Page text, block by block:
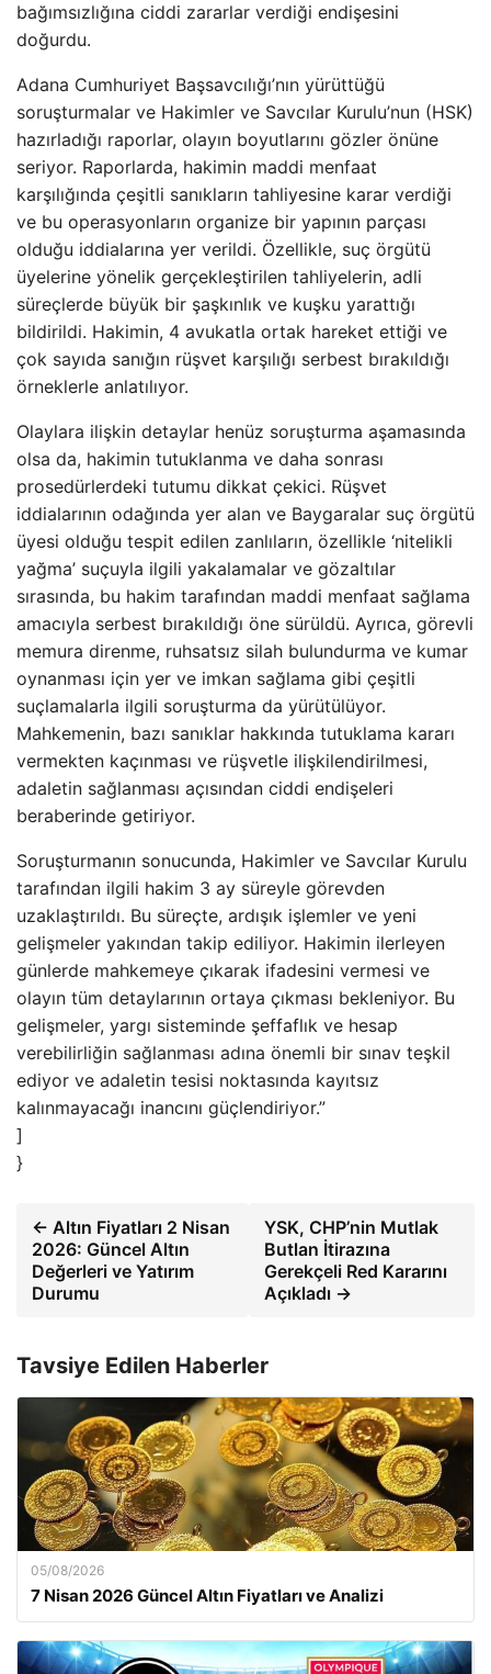
bağımsızlığına ciddi zararlar verdiği endişesini
doğurdu.
Adana Cumhuriyet Başsavcılığı’nın yürüttüğü
soruşturmalar ve Hakimler ve Savcılar Kurulu’nun (HSK)
hazırladığı raporlar, olayın boyutlarını gözler önüne
seriyor. Raporlarda, hakimin maddi menfaat
karşılığında çeşitli sanıkların tahliyesine karar verdiği
ve bu operasyonların organize bir yapının parçası
olduğu iddialarına yer verildi. Özellikle, suç örgütü
üyelerine yönelik gerçekleştirilen tahliyelerin, adli
süreçlerde büyük bir şaşkınlık ve kuşku yarattığı
bildirildi. Hakimin, 4 avukatla ortak hareket ettiği ve
çok sayıda sanığın rüşvet karşılığı serbest bırakıldığı
örneklerle anlatılıyor.
Olaylara ilişkin detaylar henüz soruşturma aşamasında
olsa da, hakimin tutuklanma ve daha sonrası
prosedürlerdeki tutumu dikkat çekici. Rüşvet
iddialarının odağında yer alan ve Baygaralar suç örgütü
üyesi olduğu tespit edilen zanlıların, özellikle ‘nitelikli
yağma’ suçuyla ilgili yakalamalar ve gözaltılar
sırasında, bu hakim tarafından maddi menfaat sağlama
amacıyla serbest bırakıldığı öne sürüldü. Ayrıca, görevli
memura direnme, ruhsatsız silah bulundurma ve kumar
oynanması için yer ve imkan sağlama gibi çeşitli
suçlamalarla ilgili soruşturma da yürütülüyor.
Mahkemenin, bazı sanıklar hakkında tutuklama kararı
vermekten kaçınması ve rüşvetle ilişkilendirilmesi,
adaletin sağlanması açısından ciddi endişeleri
beraberinde getiriyor.
Soruşturmanın sonucunda, Hakimler ve Savcılar Kurulu
tarafından ilgili hakim 3 ay süreyle görevden
uzaklaştırıldı. Bu süreçte, ardışık işlemler ve yeni
gelişmeler yakından takip ediliyor. Hakimin ilerleyen
günlerde mahkemeye çıkarak ifadesini vermesi ve
olayın tüm detaylarının ortaya çıkması bekleniyor. Bu
gelişmeler, yargı sisteminde şeffaflık ve hesap
verebilirliğin sağlanması adına önemli bir sınav teşkil
ediyor ve adaletin tesisi noktasında kayıtsız
kalınmayacağı inancını güçlendiriyor.”
]
}
← Altın Fiyatları 2 Nisan
2026: Güncel Altın
Değerleri ve Yatırım
Durumu
YSK, CHP’nin Mutlak
Butlan İtirazına
Gerekçeli Red Kararını
Açıkladı →
Tavsiye Edilen Haberler
05/08/2026
7 Nisan 2026 Güncel Altın Fiyatları ve Analizi